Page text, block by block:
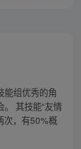
能组优秀的角
其技能“友情
次，有50%概